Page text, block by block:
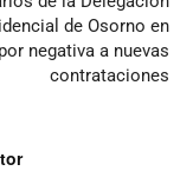
de Osorno en
negativa a nuevas
contrataciones